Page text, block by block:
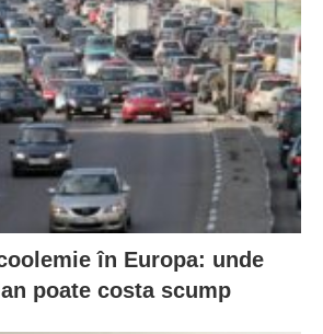
în Europa: unde
poate costa scump